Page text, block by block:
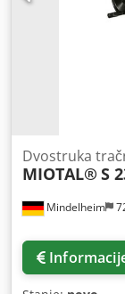
Mindelheim
Dvostruka
MIOTAL® S